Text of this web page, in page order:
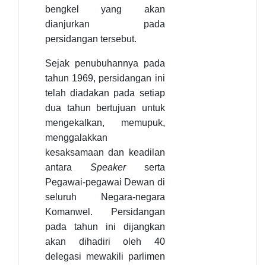
bengkel yang akan
dianjurkan pada
persidangan tersebut.
Sejak penubuhannya pada
tahun 1969, persidangan ini
telah diadakan pada setiap
dua tahun bertujuan untuk
mengekalkan, memupuk,
menggalakkan
kesaksamaan dan keadilan
antara Speakerserta
Pegawai-pegawai Dewan di
seluruh Negara-negara
Komanwel. Persidangan
pada tahun ini dijangkan
akan dihadiri oleh 40
delegasi mewakili parlimen